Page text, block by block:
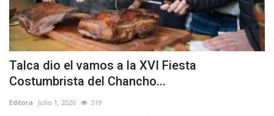
Talca dio el vamos a la XVI Fiesta
Costumbrista del Chancho...
Editora Julio 1, 2026 319